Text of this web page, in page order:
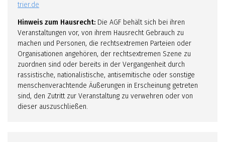
trier.de
Hinweis zum Hausrecht: Die AGF behält sich bei ihren
Veranstaltungen vor, von ihrem Hausrecht Gebrauch zu
machen und Personen, die rechtsextremen Parteien oder
Organisationen angehören, der rechtsextremen Szene zu
zuordnen sind oder bereits in der Vergangenheit durch
rassistische, nationalistische, antisemitische oder sonstige
menschenverachtende Äußerungen in Erscheinung getreten
sind, den Zutritt zur Veranstaltung zu verwehren oder von
dieser auszuschließen.